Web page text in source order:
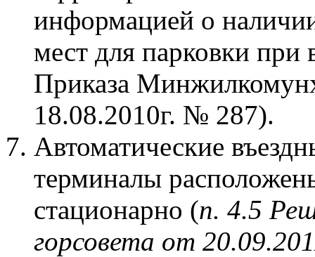
информацией о
мест для парковки при
Приказа
18.08.2010г. № 287).
Автоматические
терминалы
стационарно (п. 4.5
горсовета от